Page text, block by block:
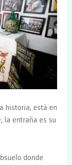
historia, está en
la entraña es su
donde